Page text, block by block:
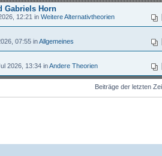
Gabriels Horn
12:21 in Weitere Alternativtheorien
07:55 inAllgemeines
2026, 13:34 inAndere Theorien
Beiträge der letzten